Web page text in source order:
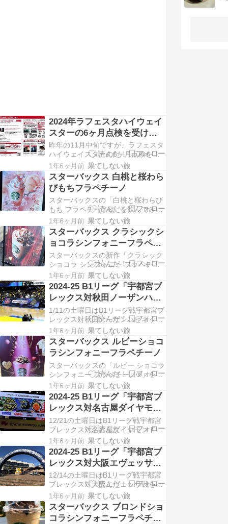
2024年ラフェスタハイウェイ
スターの6ヶ月点検を受けま
した
昨年の11月中旬ですが、ラフェスタ
ハイウェイスターの6ヶ月点検を受
けました。（定期整備が近づくと、
お知らせの通知が自宅に届きます）
今回の点検料金とオイル交換も車検
時にメンテプロパック（有料）に入
ったの...
1年6ヶ月前 果てしない旅
スターバックス 白桃と桜わら
びもちフラペチーノ
スターバックスの「白桃と桜わらび
もち フラペチーノ®」を飲んでみま
した。上品な味わいで幅広く愛され
る白桃をベースに、繊細な桜風味の
わらびもちを合わせた、春らしい色
合いとみずみずしさが特徴のフラペ
チー...
1年6ヶ月前 果てしない旅
スターバックス クラシックシ
ョコラシンフォニーフラペチ
ーノ
スターバックスの新作「クラシック
ショコラ シンフォニー フラペチー
ノ®」を飲んでみました。とろっ、
ザクっ、ふわっ。食感が異なる3つ
のチョコレートを重ねた、上から下
までチョコレート尽くしのフラペチ
ーノ®...
1年6ヶ月前 果てしない旅
2024-25 B1リーグ「宇都宮ブ
レックス対秋田ノーザンハピ
ネッツ」戦を観戦に
1/11の土曜日はB1リーグ戦宇都宮ブ
レックス対秋田ノーザンハピネッツ
戦を観戦してきました。（会場はブ
レックスアリーナ宇都宮）当日の観
戦席は1Fエンド指定席Bブロック
で、ファンクラブ先行購入￥6,000
円の座席...
1年6ヶ月前 果てしない旅
スターバックス ルビーショコ
ラシンフォニーフラペチーノ
スターバックスの「ルビー ショコラ
シンフォニー フラペチーノ®」を飲
んでみました。とろっ、ザクっ、ふ
わっ。チョコレートの3つの重なり
合う食感が楽しめる、上から下まで
チョコレート尽くしのフラペチーノ
®で...
1年6ヶ月前 果てしない旅
2024-25 B1リーグ「宇都宮ブ
レックス対名古屋ダイヤモン
ドドルフィンズ」戦を観戦に
12/21の土曜日はB1リーグ戦宇都宮
ブレックス対名古屋ダイヤモンドド
ルフィンズ戦を観戦してきました。
（会場は日環アリーナ栃木）当日の
試合は「X'mas GAMES」と言う事
で、ブレックスのマスコットキャラ
クター「...
1年6ヶ月前 果てしない旅
2024-25 B1リーグ「宇都宮ブ
レックス対大阪エヴェッサ」
戦を観戦に
12/14の土曜日はB1リーグ戦宇都宮
ブレックス対大阪エヴェッサ戦を観
戦してきました。（会場はブレック
スアリーナ宇都宮）当日の観戦席は
1Fエンド指定席Bブロックで、ファ
ンクラブ先行購入￥5,800円の座席
1年6ヶ月前 果てしない旅
スターバックス ブロンドショ
コラシンフォニーフラペチー